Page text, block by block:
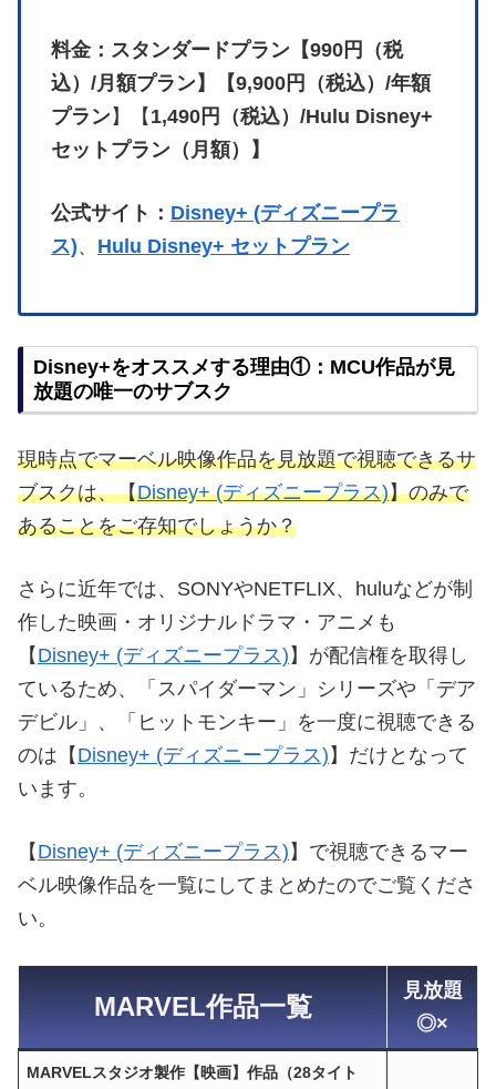
料金：スタンダードプラン【990円（税
込）/月額プラン】【9,900円（税込）/年額
プラン】【 1,490円（税込）/Hulu Disney+
セットプラン（月額）】
公式サイト： Disney+ (ディズニープラ
ス)、 Hulu Disney+ セットプラン
Disney+をオススメする理由①：MCU作品が見
放題の唯一のサブスク
現時点でマーベル映像作品を見放題で視聴できるサ
ブスクは、【Disney+ (ディズニープラス)】のみで
あることをご存知でしょうか？
さらに近年では、SONYやNETFLIX、huluなどが制
作した映画・オリジナルドラマ・アニメも
【 Disney+ (ディズニープラス) 】が配信権を取得し
ているため、「スパイダーマン」シリーズや「デア
デビル」、「ヒットモンキー」を一度に視聴できる
のは【 Disney+ (ディズニープラス) 】だけとなって
います。
【 Disney+ (ディズニープラス) 】で視聴できるマー
ベル映像作品を一覧にしてまとめたのでご覧くださ
い。
MARVEL作品一覧
見放題
◎×
MARVELスタジオ製作【映画】作品（28タイト